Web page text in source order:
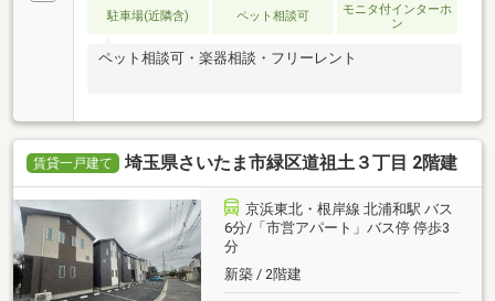
駐車場(近隣含) ペット相談可
モニタ付インターホ
ン
ペット相談可・楽器相談・フリーレント
賃貸一戸建て 埼玉県さいたま市緑区道祖土３丁目 2階建
京浜東北・根岸線 北浦和駅 バス
6分/「市営アパート」バス停 停歩3
分
新築 / 2階建